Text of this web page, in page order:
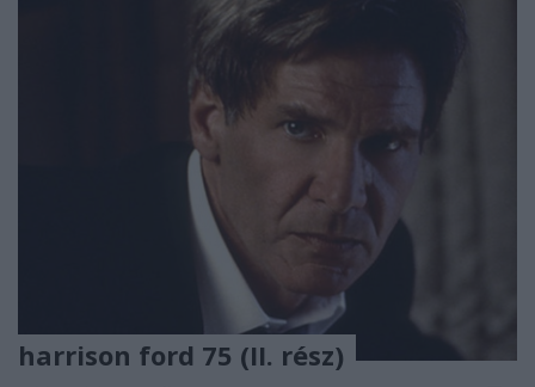
harrison ford 75 (II. rész)